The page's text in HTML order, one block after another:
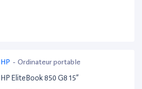
HP - Ordinateur portable
HP EliteBook 850 G8 15”